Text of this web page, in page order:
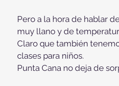
Pero a la hora de hablar
muy llano y de
Claro que también
clases para niños.
Punta Cana no deja de